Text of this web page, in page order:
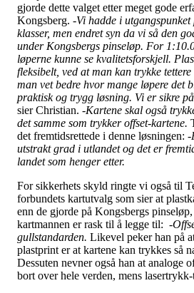
gjorde dette valget etter meget gode
Kongsberg. -Vi hadde i
klasser, men endret syn da vi så den
under Kongsbergs pinseløp. For
løperne kunne se kvalitetsforskjell.
fleksibelt, ved at man kan trykke
man vet bedre hvor mange løpere det
praktisk og trygg løsning. Vi er sikre
sier Christian. -Kartene skal også
det samme som trykker offset-kartene.
det fremtidsrettede i denne løsningen: -
utstrakt grad i utlandet og det er
landet som henger etter.
For sikkerhets skyld ringte vi også til
forbundets kartutvalg som sier at
enn de gjorde på Kongsbergs
kartmannen er rask til å legge til: -
gullstandarden. Likevel peker han på
plastprint er at kartene kan trykkes så
Dessuten nevner også han at analoge
bort over hele verden, mens